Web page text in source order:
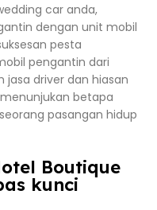
car anda,
dengan unit mobil
pesta
pengantin dari
jasa driver dan hiasan
betapa
pasangan hidup
Boutique
kunci